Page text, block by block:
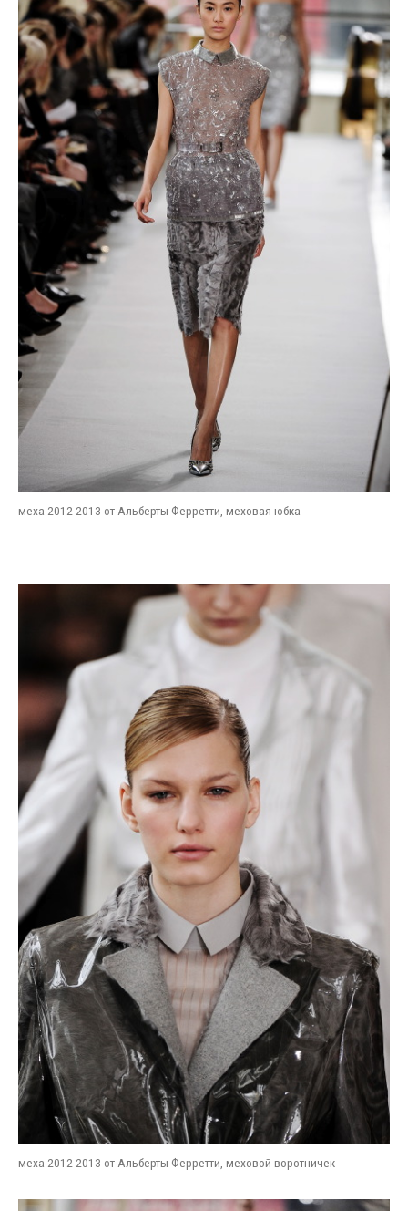
меха 2012-2013 от Альберты Ферретти, меховая юбка
меха 2012-2013 от Альберты Ферретти, меховой воротничек